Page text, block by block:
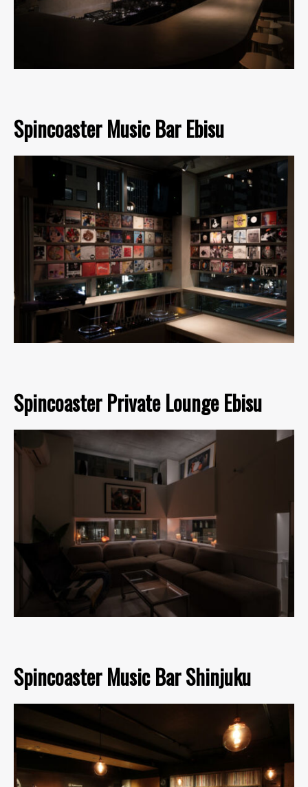
Spincoaster Music Bar Ebisu
Spincoaster Private Lounge Ebisu
Spincoaster Music Bar Shinjuku